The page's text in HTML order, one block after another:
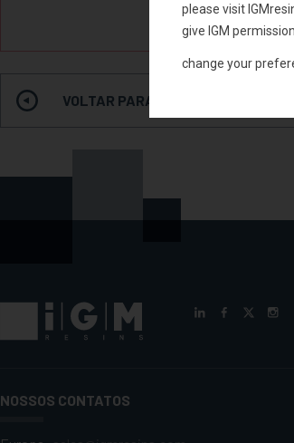
SOLICITAR
VOLTAR PARA A PESQUISA DE
NOSSOS CONTATOS
please visit
give IGM
change your